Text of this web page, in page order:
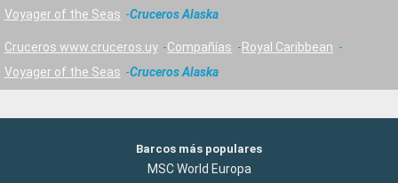
Voyager of the Seas
Cruceros Alaska
Cruceros www.cruceros.uy Compañías
Royal Caribbean
Voyager of the Seas
Cruceros Alaska
Barcos más populares
MSC World Europa